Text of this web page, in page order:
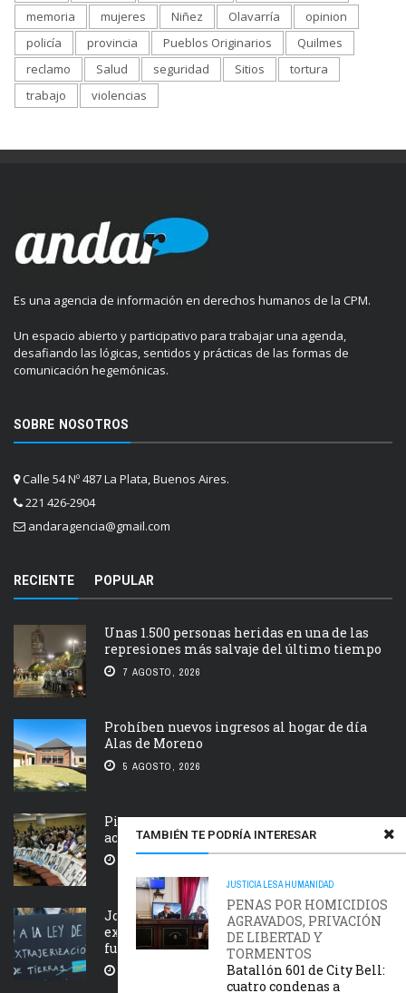
TAMBIÉN TE PODRÍA INTERESAR
JUSTICIA LESA HUMANIDAD
PENAS POR HOMICIDIOS
AGRAVADOS, PRIVACIÓN
DE LIBERTAD Y
TORMENTOS
Batallón 601 de City Bell:
cuatro condenas a
memoria
mujeres Niñez Olavarría
opinion
policía
provincia Pueblos Originarios
Quilmes
reclamo
Salud seguridad Sitios
tortura
trabajo
violencias
Es una agencia de información en derechos humanos de la CPM.
Un espacio abierto y participativo para trabajar una agenda,
desafiando las lógicas, sentidos y prácticas de las formas de
comunicación hegemónicas.
SOBRE NOSOTROS
Calle 54 Nº 487 La Plata, Buenos Aires.
221 426-2904
andaragencia@gmail.com
RECIENTE POPULAR
Unas 1.500 personas heridas en una de las
represiones más salvaje del último tiempo
7 AGOSTO, 2026
Prohíben nuevos ingresos al hogar de día
Alas de Moreno
5 AGOSTO, 2026
Piden que el Tribunal Federal 2 de Rosario
acelere el juicio Saint Amant IV
Jornada nacional en rechazo a la
extranjerización de tierras, manejo del
fuego y desalojos